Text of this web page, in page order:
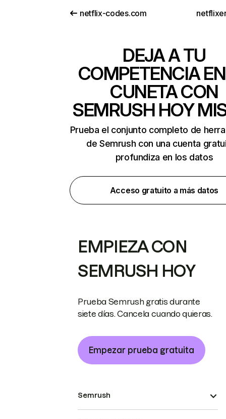
netflix-codes.com
DEJA A TU
COMPETENCIA
CUNETA CON
SEMRUSH HOY
Prueba el conjunto completo de
de Semrush con una cuenta
profundiza en los datos
Acceso gratuito a más datos
EMPIEZA CON
SEMRUSH HOY
Prueba Semrush gratis durante
siete días. Cancela cuando quieras.
Empezar prueba gratuita
Semrush